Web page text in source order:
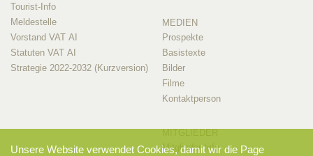
Tourist-Info
Meldestelle
Vorstand VAT AI
Statuten VAT AI
Strategie 2022-2032 (Kurzversion)
MEDIEN
Prospekte
Basistexte
Bilder
Filme
Kontaktperson
Mitglieder-Info
Unsere Website verwendet Cookies, damit wir die Page